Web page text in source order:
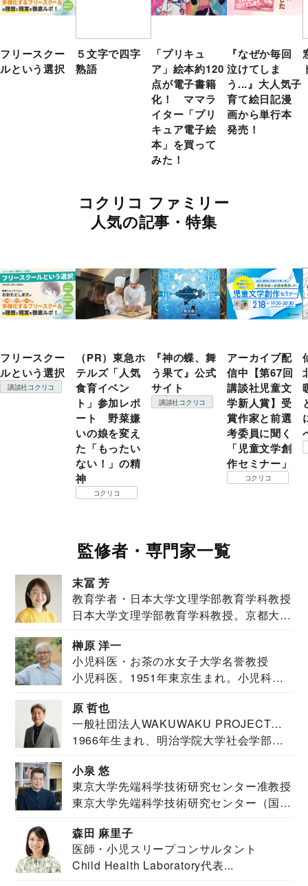
フリースクー
ルという選択
５文字で四字
熟語
「プリキュ
ア」絵本約120
点が電子書籍
化！ ママラ
イター「プリ
キュア電子絵
本」を買って
みた！
『なぜか毎回
泣けてしま
う...』大人気子
育て絵日記漫
画から単行本
発売！
コクリコ ファミリー
人気の記事・特集
フリースクー
ルという選択
講談社コクリコ
（PR）東急ホ
テルズ「人気
食育イベン
ト」参加レポ
ート 野菜嫌
いの娘を変え
た「もったい
ない！」の精
神
コクリコ
『神の蝶、舞
う果て』公式
サイト
講談社コクリコ
アーカイブ配
信中【第67回
講談社児童文
学新人賞】受
賞作家と前選
考委員に聞く
「児童文学創
作セミナー」
コクリコ
監修者・専門家一覧
末冨 芳
教育学者・日本大学文理学部教育学科教授
日本大学文理学部教育学科教授。京都大学
榊原 洋一
小児科医・お茶の水女子大学名誉教授
小児科医。1951年東京生まれ。小児科
原 哲也
一般社団法人WAKUWAKU PROJECT
JAPAN代表・言語聴覚士・社会福祉士
1966年生まれ、明治学院大学社会学部福
小泉 悠
東京大学先端科学技術研究センター准教授
東京大学先端科学技術研究センター（国際
森田 麻里子
医師・小児スリープコンサルタント
Child Health Laboratory代表...